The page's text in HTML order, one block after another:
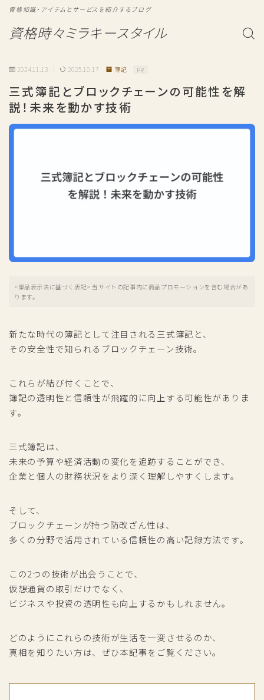
資格時々ミラキースタイル
資格知識・アイテムとサービスを紹介するブログ
2024.11.13 2025.10.17 簿記 PR
三式簿記とブロックチェーンの可能性を解
説！未来を動かす技術
<景品表示法に基づく表記> 当サイトの記事内に商品プロモーションを含む場合があ
ります。
新たな時代の簿記として注目される三式簿記と、
その安全性で知られるブロックチェーン技術。
これらが結び付くことで、
簿記の透明性と信頼性が飛躍的に向上する可能性がありま
す。
三式簿記は、
未来の予算や経済活動の変化を追跡することができ、
企業と個人の財務状況をより深く理解しやすくします。
そして、
ブロックチェーンが持つ防改ざん性は、
多くの分野で活用されている信頼性の高い記録方法です。
この2つの技術が出会うことで、
仮想通貨の取引だけでなく、
ビジネスや投資の透明性も向上するかもしれません。
どのようにこれらの技術が生活を一変させるのか、
真相を知りたい方は、ぜひ本記事をご覧ください。